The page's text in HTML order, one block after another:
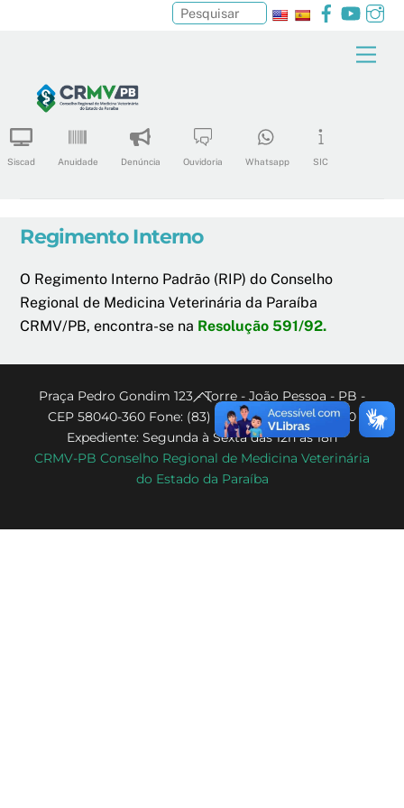
content
Facebook
Siscad Anuidade Denúncia Ouvidoria Whatsapp SIC
Pesquisar
Regimento Interno
O Regimento Interno Padrão (RIP) do Conselho
Regional de Medicina Veterinária da Paraíba
CRMV/PB, encontra-se na Resolução 591/92.
Back
To
Top
Praça Pedro Gondim 123 - Torre - João Pessoa - PB -
CEP 58040-360 Fone: (83) 3222-7980 | 3578-7980
Expediente: Segunda à Sexta das 12h às 18h
CRMV-PB Conselho Regional de Medicina Veterinária
do Estado da Paraíba